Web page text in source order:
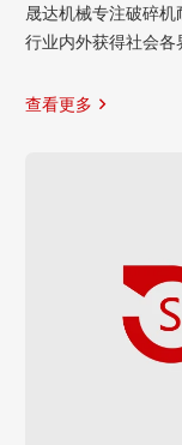
晟达机械专注破碎
行业内外获得社会
查看更多